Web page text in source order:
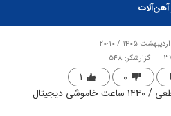
آهن‌آلات
گزارشگر: 548
۰ ۱
نت‌بلاکس: شصت و یکمین روز قطعی / ۱۴۴۰ ساعت خاموشی دیجیتال